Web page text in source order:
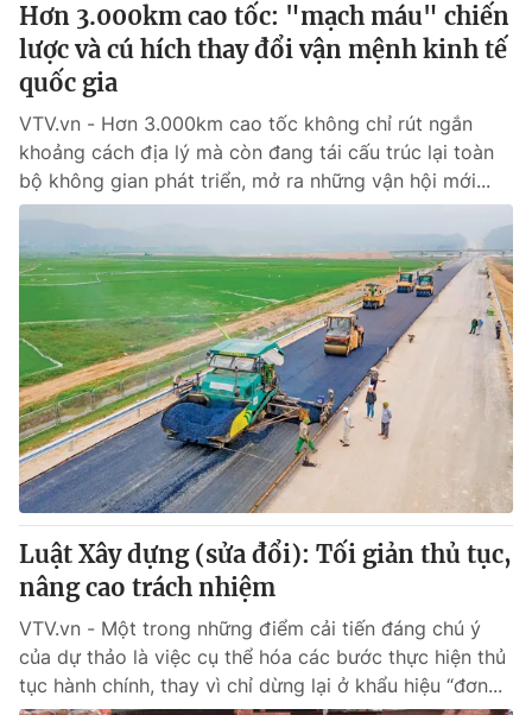
Góc doanh nghiệp
Truyền hình
Phim VTV
Hậu trường
Nhân vật
Khán giả
Giải sao mai
Giải trí
Điện ảnh
Âm nhạc
Đời sống
Du lịch
Làm đẹp
Chất lượng cuộc sống
Giáo dục
Tuyển sinh
Học trực tuyến
Công nghệ
Hitech Công nghệ tương lai
Sản phẩm
Thị trường
Tư vấn
Giao lưu trực tuyến
Lịch phát sóng
Chuyên mục khác
Emagazine Podcast
Photo Infographic
Video Shorts video
Hơn 3.000km cao tốc: "mạch máu" chiến
lược và cú hích thay đổi vận mệnh kinh tế
quốc gia
VTV.vn - Hơn 3.000km cao tốc không chỉ rút ngắn
khoảng cách địa lý mà còn đang tái cấu trúc lại toàn
bộ không gian phát triển, mở ra những vận hội mới...
Luật Xây dựng (sửa đổi): Tối giản thủ tục,
nâng cao trách nhiệm
VTV.vn - Một trong những điểm cải tiến đáng chú ý
của dự thảo là việc cụ thể hóa các bước thực hiện thủ
tục hành chính, thay vì chỉ dừng lại ở khẩu hiệu “đơn...